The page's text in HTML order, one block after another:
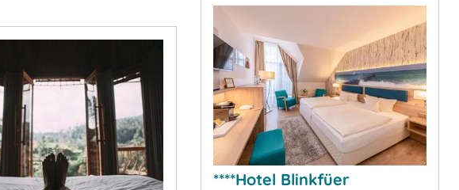
****Hotel Blinkfüer